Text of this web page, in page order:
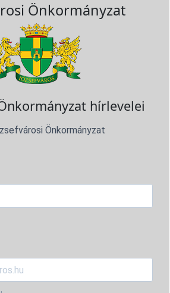
Önkormányzat
hírlevelei
Önkormányzat